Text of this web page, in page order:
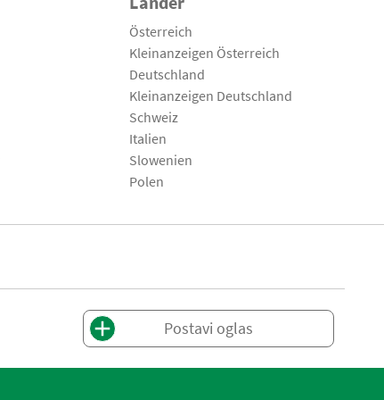
Österreich
Kleinanzeigen Österreich
Deutschland
Kleinanzeigen Deutschland
Schweiz
Italien
Slowenien
Polen
Postavi oglas